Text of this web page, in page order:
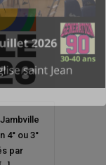
ou 3°
par